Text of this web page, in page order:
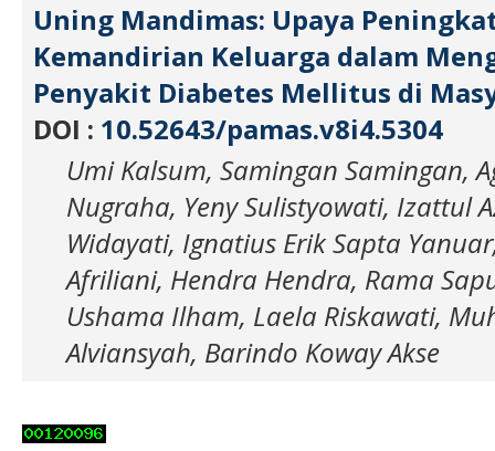
Uning Mandimas: Upaya
Kemandirian Keluarga dalam
Penyakit Diabetes Mellitus di
DOI : 10.52643/pamas.v8i4.5304
Umi Kalsum, Samingan Samingan,
Nugraha, Yeny Sulistyowati, Izattul
Widayati, Ignatius Erik Sapta
Afriliani, Hendra Hendra, Rama
Ushama Ilham, Laela Riskawati,
Alviansyah, Barindo Koway Akse